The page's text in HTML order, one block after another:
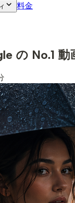
料金
の No.1